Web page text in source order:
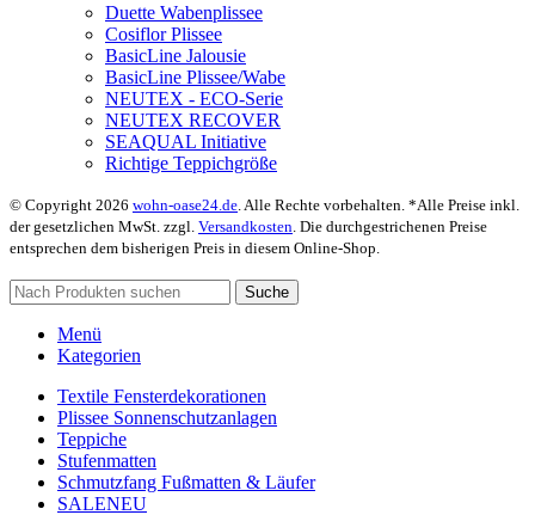
Duette Wabenplissee
Cosiflor Plissee
BasicLine Jalousie
BasicLine Plissee/Wabe
NEUTEX - ECO-Serie
NEUTEX RECOVER
SEAQUAL Initiative
Richtige Teppichgröße
© Copyright 2026 wohn-oase24.de . Alle Rechte vorbehalten. *Alle Preise inkl.
der gesetzlichen MwSt. zzgl. Versandkosten . Die durchgestrichenen Preise
entsprechen dem bisherigen Preis in diesem Online-Shop.
Suche
Menü
Kategorien
Textile Fensterdekorationen
Plissee Sonnenschutzanlagen
Teppiche
Stufenmatten
Schmutzfang Fußmatten & Läufer
SALENEU